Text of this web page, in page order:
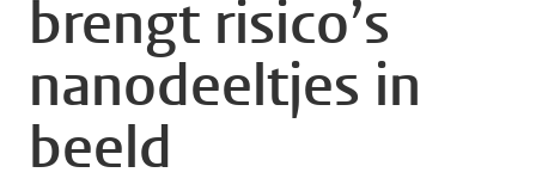
brengt risico’s
nanodeeltjes in
beeld